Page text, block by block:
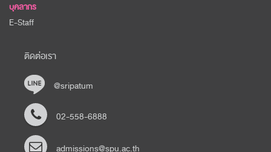
บุคลากร
E-Staff
ติดต่อเรา
@sripatum
02-558-6888
admissions@spu.ac.th